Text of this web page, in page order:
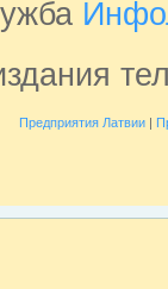
Предприятия Латвии|